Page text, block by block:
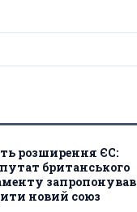
розширення ЄС:
британського
запропонував
новий союз